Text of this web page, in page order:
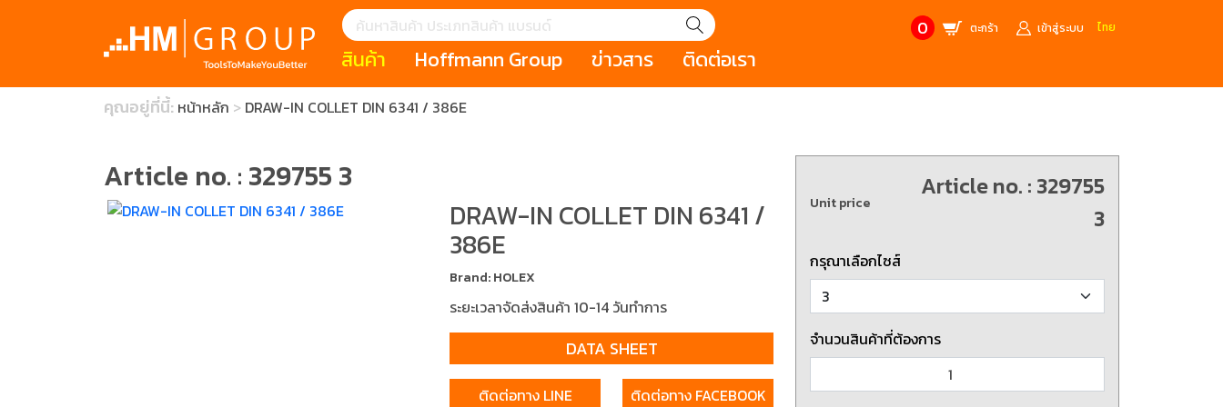
0 ตะกร้า เข้าสู่ระบบ ไทย
สินค้า
แนะนำ
กระดาษอุตสาหกรรม
มีดคัตเตอร์นิรภัย (safety cutter)
สินค้าประเภทประแจ
สินค้าราคาพิเศษจากแบรนด์ PB
Swiss Tool
เครื่องมือที่ไม่ก่อให้เกิดประกายไฟ
(Non-sparking tools)
(ESD)
เครื่องมือสำหรับการทำงานในที่สูง
เครื่องมือสำหรับช่างยนต์ (
Mechanic Tools)
เครื่องมือสำหรับช่างไฟฟ้า
(Electrician Tool)
ATORN
1 Mono machining / เครื่องมือใช้
2 Modular machining / ชุด
3 Clamping technology /
Hoffmann Group
HOFFMANN GROUP STORY
ข่าวสาร
บทความ
ติดต่อเรา
คุณอยู่ที่นี้: หน้าหลัก DRAW-IN COLLET DIN 6341 / 386E
Article no. : 329755 3
DRAW-IN COLLET DIN 6341 /
386E
Brand: HOLEX
ระยะเวลาจัดส่งสินค้า 10-14 วันทำการ
DATA SHEET
ติดต่อทาง LINE ติดต่อทาง FACEBOOK
Unit price
Article no. : 329755
3
กรุณาเลือกไซส์
จำนวนสินค้าที่ต้องการ